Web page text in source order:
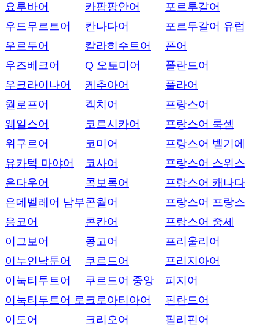
요루바어
우드무르트어
우르두어
우즈베크어
우크라이나어
월로프어
웨일스어
위구르어
유카텍 마야어
은다우어
은데벨레어 남부
응코어
이그보어
이누인낙툰어
이눅티투트어
이눅티투트어 로
이도어
카팜팡안어
칸나다어
칼라히수트어
Q 오토미어
케추아어
켁치어
코르시카어
코미어
코사어
콕보록어
콘월어
콘칸어
콩고어
쿠르드어
쿠르드어 중앙
크로아티아어
크리오어
포르투갈어
포르투갈어 유럽
폰어
폴란드어
풀라어
프랑스어
프랑스어 룩셈
프랑스어 벨기에
프랑스어 스위스
프랑스어 캐나다
프랑스어 프랑스
프랑스어 중세
프리울리어
프리지아어
피지어
핀란드어
필리핀어